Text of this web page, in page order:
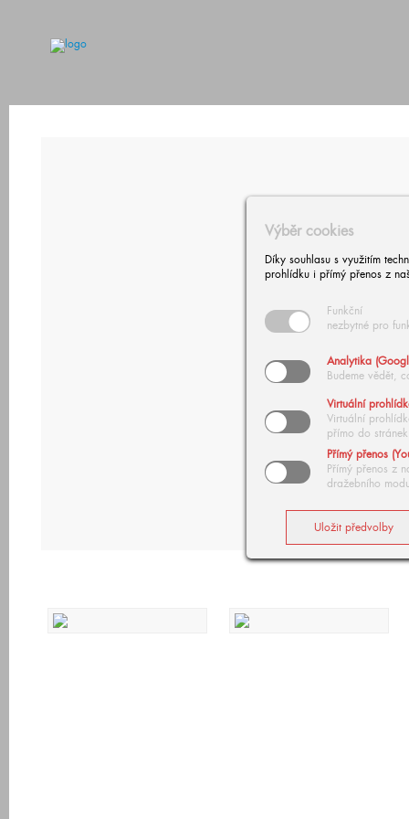
Výběr cookies
Díky souhlasu s využitím
prohlídku i přímý přenos z
Funkční
nezbytné pro
Analytika
Budeme vědět,
Virtuální
Virtuální
přímo do stránek
Přímý přenos
Přímý přenos z
dražebního